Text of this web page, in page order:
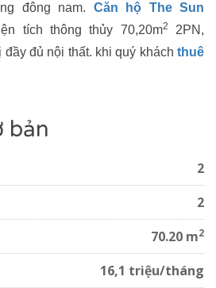
đông nam. Căn hộ The Sun
tích thông thủy 70,20m2
2PN,
đủ nội thất. khi quý khách thuê
cafe, khu vui chơi trẻ em...đáp ứng
hàng. Cách căn hộ The Sun
xa là các tung tâm thương mại
bệnh viện....
bản
2
2
70.20 m2
16,1 triệu/tháng